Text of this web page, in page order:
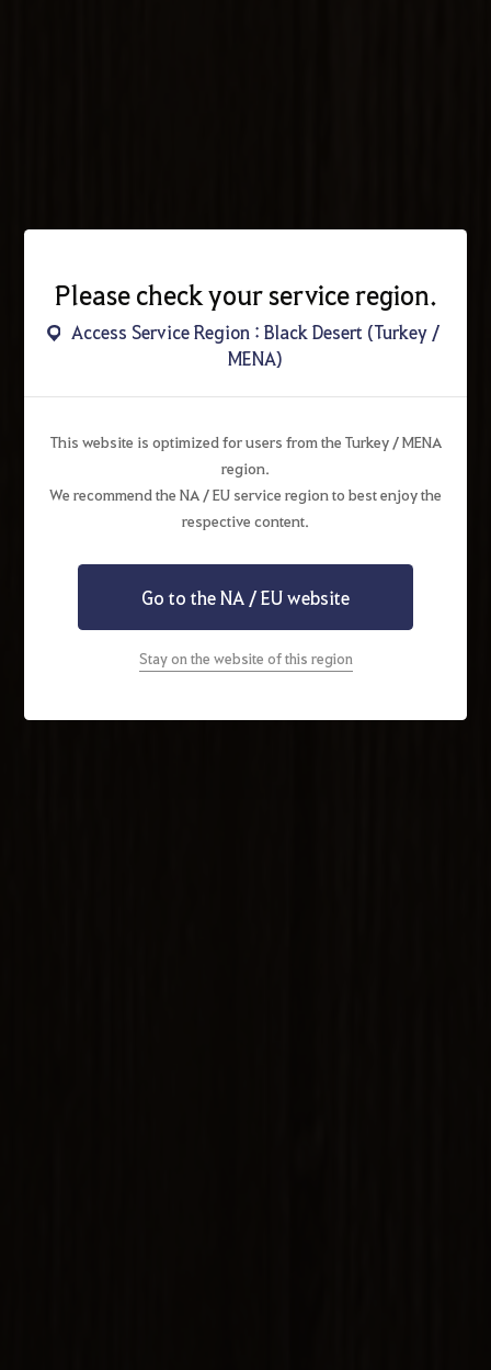
Please check your service region.
Access Service Region : Black Desert (Turkey /
MENA)
This website is optimized for users from the Turkey / MENA
region.
We recommend the NA / EU service region to best enjoy the
respective content.
Go to the NA / EU website
Stay on the website of this region